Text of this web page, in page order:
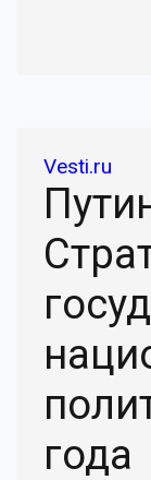
Vesti.ru
года